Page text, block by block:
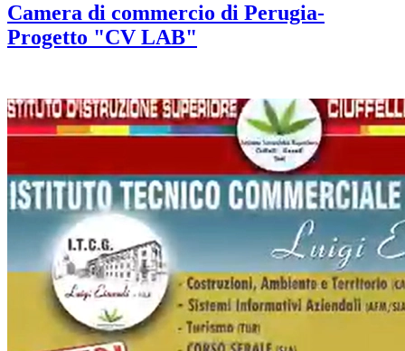
Camera di commercio di Perugia-
Progetto "CV LAB"